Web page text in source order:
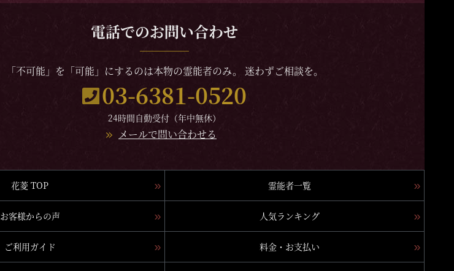
電話でのお問い合わせ
「不可能」を「可能」にするのは本物の霊能者のみ。 迷わずご相談を。
03-6381-0520
24時間自動受付（年中無休）
メールで問い合わせる
花菱 TOP 霊能者一覧
お客様からの声 人気ランキング
ご利用ガイド 料金・お支払い